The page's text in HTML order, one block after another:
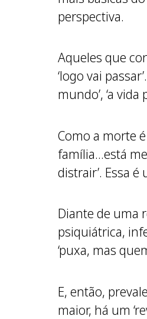
perspectiva.
Aqueles que
‘logo vai
mundo’, ‘a
Como a morte
família…está
distrair’. Essa
Diante de uma
psiquiátrica,
‘puxa, mas
E, então,
maior, há um